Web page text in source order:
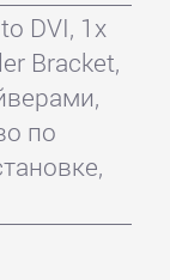
DVI, 1x
Bracket,
по